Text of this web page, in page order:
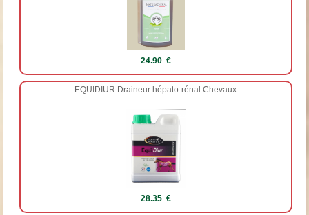
24.90 €
EQUIDIUR Draineur hépato-rénal Chevaux
28.35 €